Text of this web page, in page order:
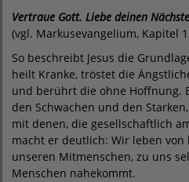
Vertraue Gott. Liebe deinen
(vgl. Markusevangelium, Kapitel
So beschreibt Jesus die
heilt Kranke, tröstet die
und berührt die ohne Hoffnung.
den Schwachen und den
mit denen, die gesellschaftlich
macht er deutlich: Wir leben von
unseren Mitmenschen, zu uns
Menschen nahekommt.